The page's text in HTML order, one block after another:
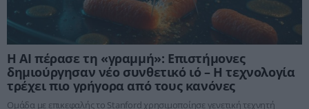
Η ΑΙ πέρασε τη «γραμμή»: Επιστήμονες
δημιούργησαν νέο συνθετικό ιό – Η τεχνολογία
τρέχει πιο γρήγορα από τους κανόνες
Ομάδα με επικεφαλής το Stanford χρησιμοποίησε γενετική τεχνητή